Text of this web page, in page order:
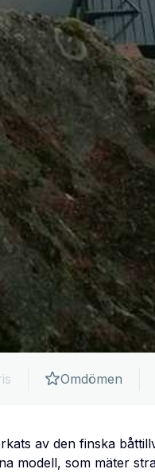
Omdömen
av den finska
modell, som mäter